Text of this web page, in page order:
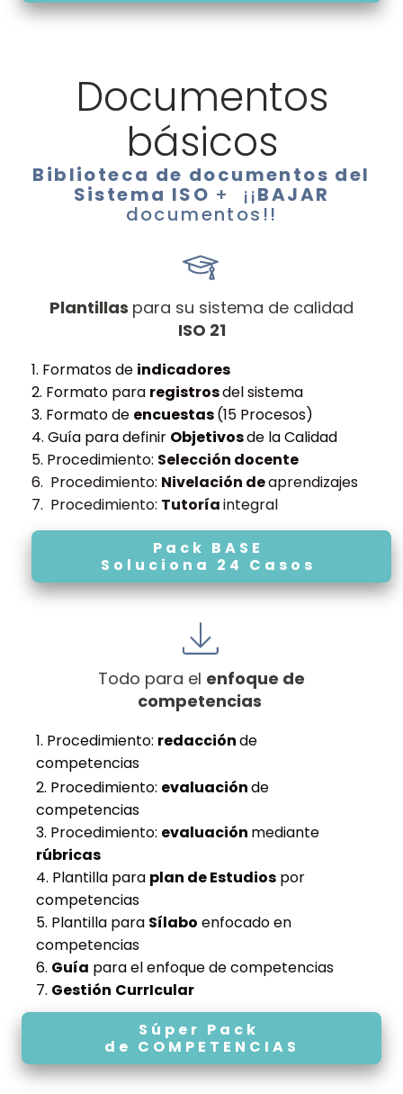
Documentos
básicos
Biblioteca de documentos del
Sistema ISO + ¡¡BAJAR
documentos!!
Plantillas para su sistema de calidad
ISO 21
1. Formatos de indicadores
2. Formato para registrosdel sistema
3. Formato de encuestas(15 Procesos)
4. Guía para definir Objetivosde la Calidad
5. Procedimiento: Selección docente
6. Procedimiento: Nivelación deaprendizajes
7. Procedimiento: Tutoríaintegral
Pack BASE
Soluciona 24 Casos
Todo para el enfoque de
competencias
1. Procedimiento: redacciónde
competencias
2. Procedimiento: evaluaciónde
competencias
3. Procedimiento: evaluación mediante
rúbricas
4. Plantilla para plan de Estudios por
competencias
5. Plantilla para Sílabo enfocado en
competencias
6. Guía para el enfoque de competencias
7. Gestión CurrIcular
Súper Pack
de COMPETENCIAS